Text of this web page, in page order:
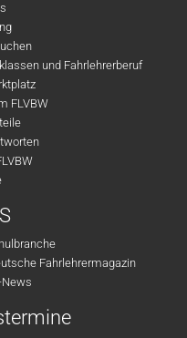
und Fahrlehrerberuf
FLVBW
Fahrlehrermagazin
News